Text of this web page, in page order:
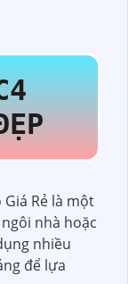
Rẻ là một
nhà hoặc
nhiều
để lựa